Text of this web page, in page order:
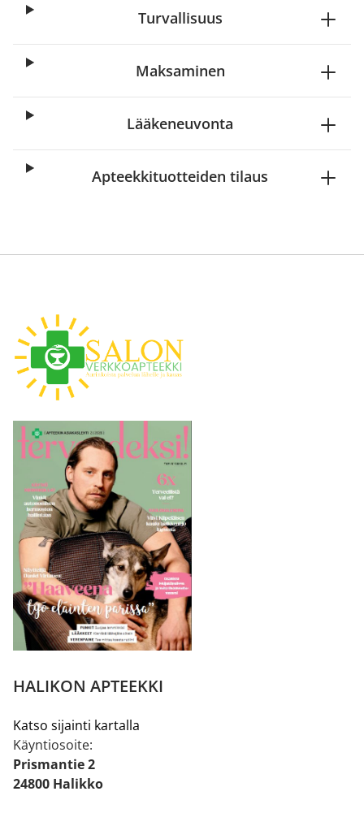
Turvallisuus
Maksaminen
Lääkeneuvonta
Apteekkituotteiden tilaus
HALIKON APTEEKKI
Katso sijainti kartalla
Käyntiosoite:
Prismantie 2
24800 Halikko